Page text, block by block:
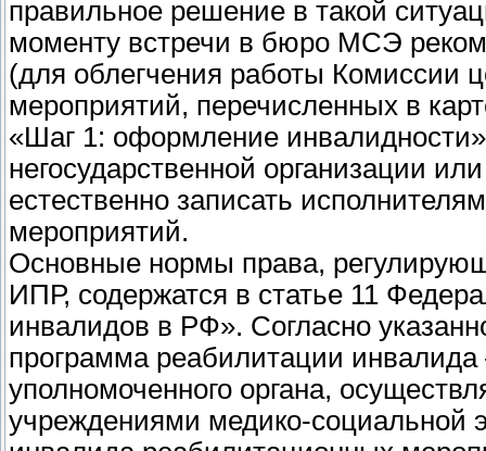
правильное решение в такой
моменту встречи в бюро МСЭ
(для облегчения работы Комиссии
мероприятий, перечисленных в
«Шаг 1: оформление
негосударственной организации
естественно записать
мероприятий.
Основные нормы права,
ИПР, содержатся в статье 11
инвалидов в РФ». Согласно
программа реабилитации
уполномоченного органа,
учреждениями медико-социальной